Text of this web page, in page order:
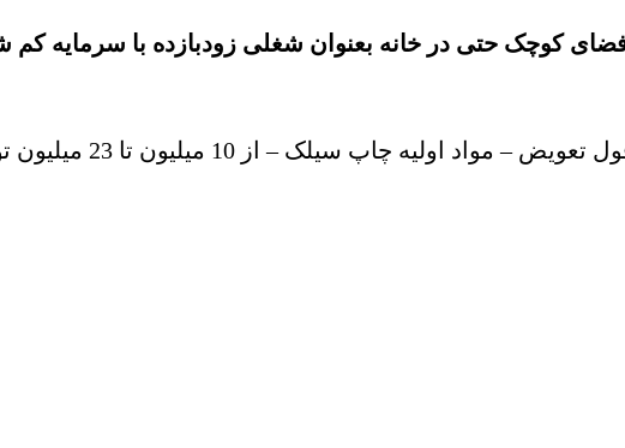
کوچک حتی در خانه بعنوان شغلی زودبازده با سرمایه کم
سیلک – از 10 میلیون تا 23 میلیون تومان – 09124526223 – 09381966964